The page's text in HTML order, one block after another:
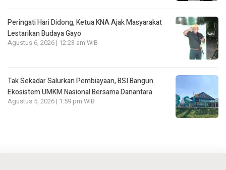
Peringati Hari Didong, Ketua KNA Ajak Masyarakat
Lestarikan Budaya Gayo
Agustus 6, 2026 | 12:23 am WIB
Tak Sekadar Salurkan Pembiayaan, BSI Bangun
Ekosistem UMKM Nasional Bersama Danantara
Agustus 5, 2026 | 1:59 pm WIB